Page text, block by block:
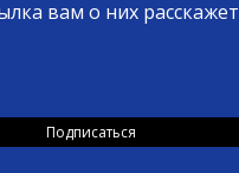
вам о них расскажет